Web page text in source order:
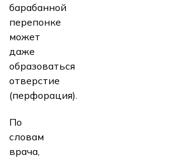
барабанной
перепонке
может
даже
образоваться
отверстие
(перфорация).
По
словам
врача,